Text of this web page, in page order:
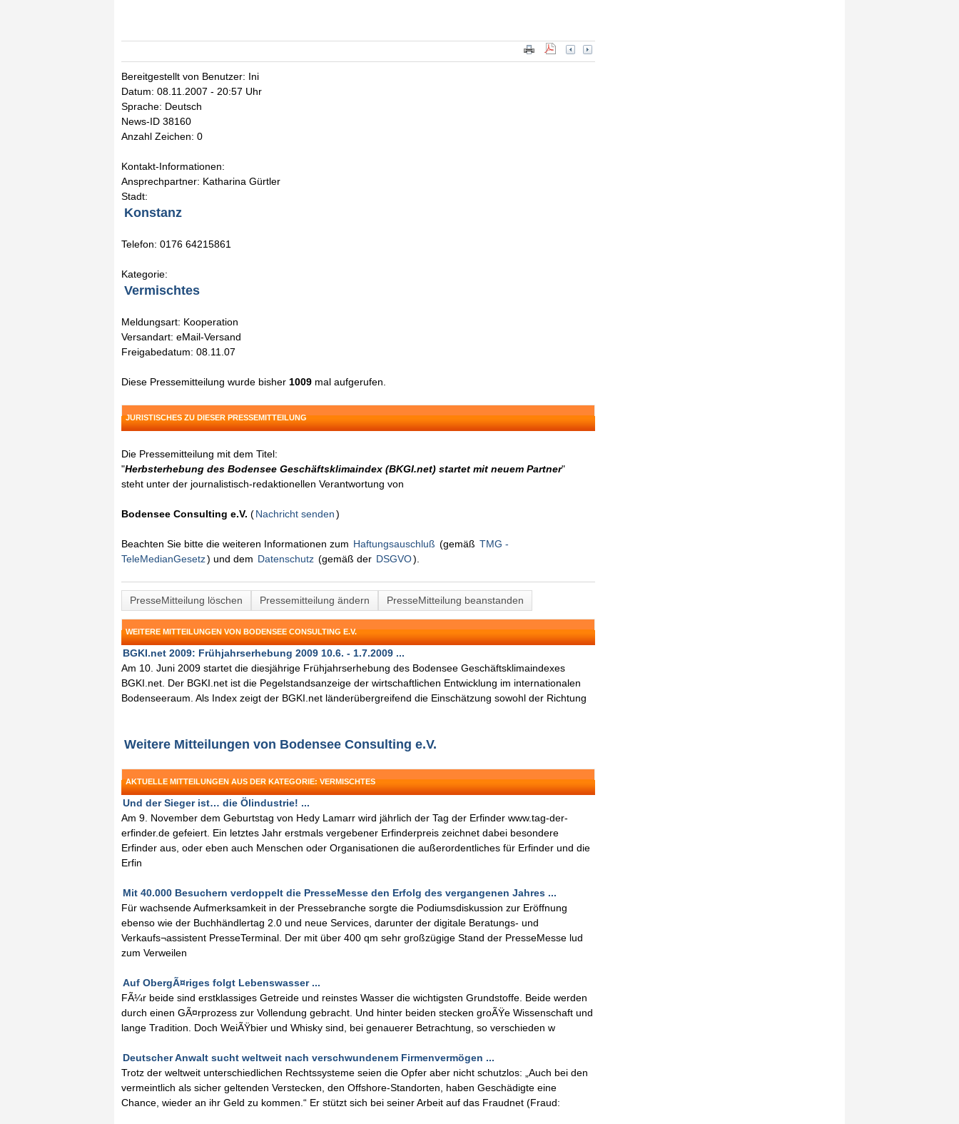
Bereitgestellt von Benutzer: Ini
Datum: 08.11.2007 - 20:57 Uhr
Sprache: Deutsch
News-ID 38160
Anzahl Zeichen: 0
Kontakt-Informationen:
Ansprechpartner: Katharina Gürtler
Stadt:
Konstanz
Telefon: 0176 64215861
Kategorie:
Vermischtes
Meldungsart: Kooperation
Versandart: eMail-Versand
Freigabedatum: 08.11.07
Diese Pressemitteilung wurde bisher 1009 mal aufgerufen.
JURISTISCHES ZU DIESER PRESSEMITTEILUNG
Die Pressemitteilung mit dem Titel:
"Herbsterhebung des Bodensee Geschäftsklimaindex (BKGI.net) startet mit neuem Partner"
steht unter der journalistisch-redaktionellen Verantwortung von
Bodensee Consulting e.V. (Nachricht senden)
Beachten Sie bitte die weiteren Informationen zum Haftungsauschluß (gemäß TMG -
TeleMedianGesetz) und dem Datenschutz (gemäß der DSGVO).
PresseMitteilung löschen Pressemitteilung ändern PresseMitteilung beanstanden
WEITERE MITTEILUNGEN VON BODENSEE CONSULTING E.V.
BGKI.net 2009: Frühjahrserhebung 2009 10.6. - 1.7.2009 ...
Am 10. Juni 2009 startet die diesjährige Frühjahrserhebung des Bodensee Geschäftsklimaindexes
BGKI.net. Der BGKI.net ist die Pegelstandsanzeige der wirtschaftlichen Entwicklung im internationalen
Bodenseeraum. Als Index zeigt der BGKI.net länderübergreifend die Einschätzung sowohl der Richtung
Weitere Mitteilungen von Bodensee Consulting e.V.
AKTUELLE MITTEILUNGEN AUS DER KATEGORIE: VERMISCHTES
Und der Sieger ist… die Ölindustrie! ...
Am 9. November dem Geburtstag von Hedy Lamarr wird jährlich der Tag der Erfinder www.tag-der-
erfinder.de gefeiert. Ein letztes Jahr erstmals vergebener Erfinderpreis zeichnet dabei besondere
Erfinder aus, oder eben auch Menschen oder Organisationen die außerordentliches für Erfinder und die
Erfin
Mit 40.000 Besuchern verdoppelt die PresseMesse den Erfolg des vergangenen Jahres ...
Für wachsende Aufmerksamkeit in der Pressebranche sorgte die Podiumsdiskussion zur Eröffnung
ebenso wie der Buchhändlertag 2.0 und neue Services, darunter der digitale Beratungs- und
Verkaufs¬assistent PresseTerminal. Der mit über 400 qm sehr großzügige Stand der PresseMesse lud
zum Verweilen
Auf ObergÃ¤riges folgt Lebenswasser ...
FÃ¼r beide sind erstklassiges Getreide und reinstes Wasser die wichtigsten Grundstoffe. Beide werden
durch einen GÃ¤rprozess zur Vollendung gebracht. Und hinter beiden stecken groÃŸe Wissenschaft und
lange Tradition. Doch WeiÃŸbier und Whisky sind, bei genauerer Betrachtung, so verschieden w
Deutscher Anwalt sucht weltweit nach verschwundenem Firmenvermögen ...
Trotz der weltweit unterschiedlichen Rechtssysteme seien die Opfer aber nicht schutzlos: „Auch bei den
vermeintlich als sicher geltenden Verstecken, den Offshore-Standorten, haben Geschädigte eine
Chance, wieder an ihr Geld zu kommen.“ Er stützt sich bei seiner Arbeit auf das Fraudnet (Fraud: